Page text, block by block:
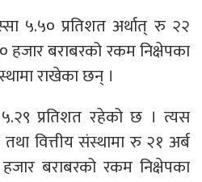
५.५० प्रतिशत अर्थात् रु २२
बराबरको रकम निक्षेपका
राखेका छन् ।
प्रतिशत रहेको छ । त्यस
वित्तीय संस्थामा रु २१ अर्ब
बराबरको रकम निक्षेपका